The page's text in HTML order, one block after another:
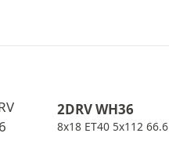
2DRVWH36
8x18 ET40 5x112 66.6